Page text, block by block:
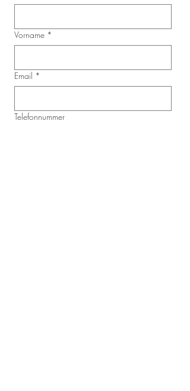
Vorname *
Email *
Telefonnummer